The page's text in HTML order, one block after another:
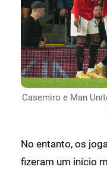
Casemiro e Man
No entanto, os
fizeram um início